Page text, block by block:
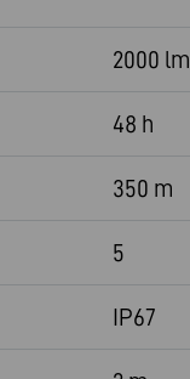
2000 lm
48 h
350 m
5
IP67